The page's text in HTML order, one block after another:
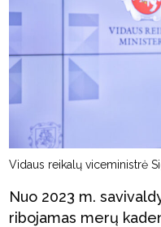
Vidaus reikalų viceministrė
Nuo 2023 m.
ribojamas merų